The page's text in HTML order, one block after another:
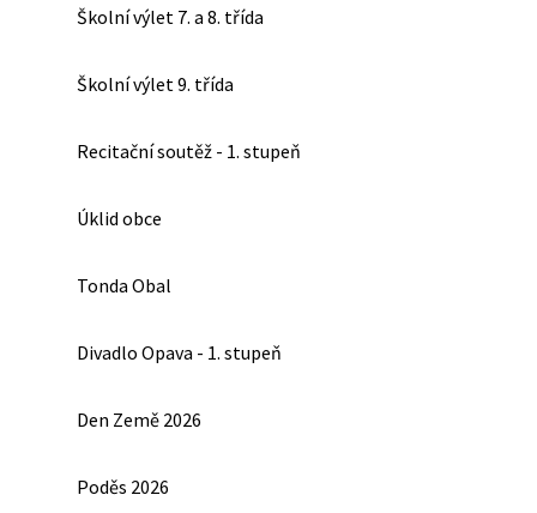
Školní výlet 7. a 8. třída
Školní výlet 9. třída
Recitační soutěž - 1. stupeň
Úklid obce
Tonda Obal
Divadlo Opava - 1. stupeň
Den Země 2026
Poděs 2026